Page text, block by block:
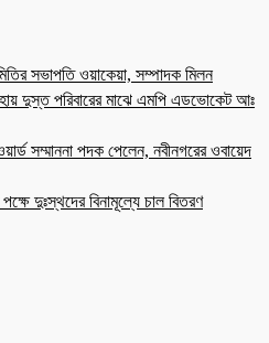
সভাপতি ওয়াকেয়া, সম্পাদক মিলন
দুস্ত পরিবারের মাঝে এমপি এডভোকেট আঃ
সম্মাননা পদক পেলেন, নবীনগরের ওবায়েদ
দুঃস্থদের বিনামূল্যে চাল বিতরণ